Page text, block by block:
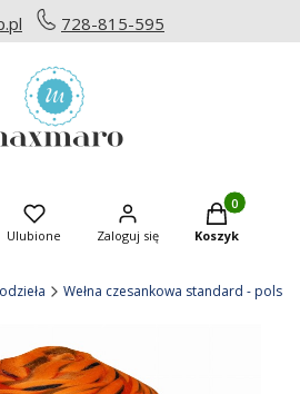
728-815-595
Ulubione Zaloguj się
Produkty w
Koszyk
Wełna czesankowa standard - polska